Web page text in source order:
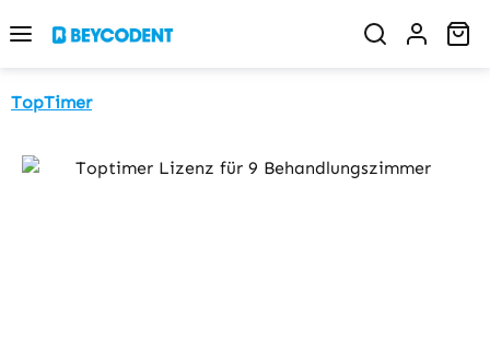
Zum Hauptinhalt springen
TopTimer